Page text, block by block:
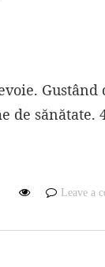
Gustând
de sănătate.
Leave a